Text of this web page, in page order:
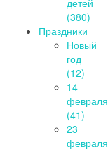
детей
(380)
Праздники
Новый
год
(12)
14
февраля
(41)
23
февраля